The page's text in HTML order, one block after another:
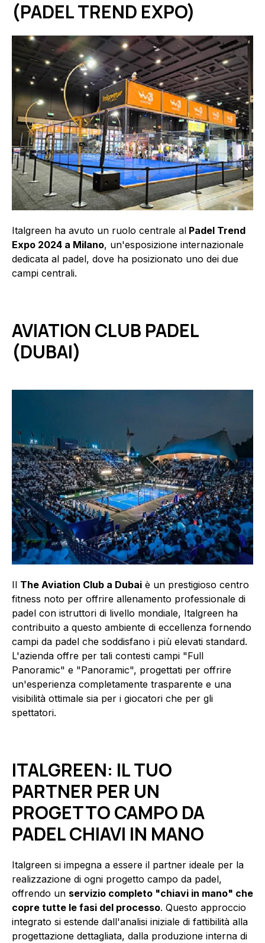
(PADEL TREND EXPO)
Italgreen ha avuto un ruolo centrale al Padel Trend
Expo 2024 a Milano, un'esposizione internazionale
dedicata al padel, dove ha posizionato uno dei due
campi centrali.
AVIATION CLUB PADEL
(DUBAI)
Il The Aviation Club a Dubai è un prestigioso centro
fitness noto per offrire allenamento professionale di
padel con istruttori di livello mondiale, Italgreen ha
contribuito a questo ambiente di eccellenza fornendo
campi da padel che soddisfano i più elevati standard.
L'azienda offre per tali contesti campi "Full
Panoramic" e "Panoramic", progettati per offrire
un'esperienza completamente trasparente e una
visibilità ottimale sia per i giocatori che per gli
spettatori.
ITALGREEN: IL TUO
PARTNER PER UN
PROGETTO CAMPO DA
PADEL CHIAVI IN MANO
Italgreen si impegna a essere il partner ideale per la
realizzazione di ogni progetto campo da padel,
offrendo un servizio completo "chiavi in mano" che
copre tutte le fasi del processo. Questo approccio
integrato si estende dall'analisi iniziale di fattibilità alla
progettazione dettagliata, dalla produzione interna di